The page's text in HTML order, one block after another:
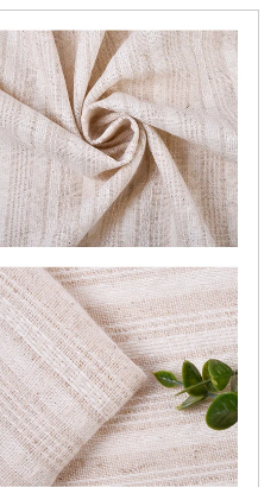
МЕН
аса жақсы ауа
ыстық климат және
үшін идеалды болып
тиімді түрде
киіп жүрген кезде
қамтамасыз етеді.
зығырдың жазда
тұруын қамтамасыз
арналған
ұсынады.
мерзімділік